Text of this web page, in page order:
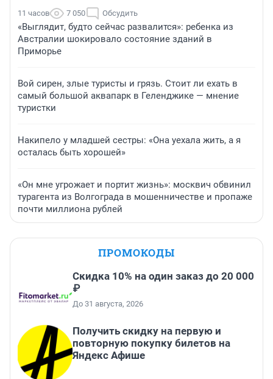
11 часов 7 050 Обсудить
«Выглядит, будто сейчас развалится»: ребенка из
Австралии шокировало состояние зданий в
Приморье
Вой сирен, злые туристы и грязь. Стоит ли ехать в
самый большой аквапарк в Геленджике — мнение
туристки
Накипело у младшей сестры: «Она уехала жить, а я
осталась быть хорошей»
«Он мне угрожает и портит жизнь»: москвич обвинил
турагента из Волгограда в мошенничестве и пропаже
почти миллиона рублей
ПРОМОКОДЫ
Скидка 10% на один заказ до 20 000
₽
До 31 августа, 2026
Получить скидку на первую и
повторную покупку билетов на
Яндекс Афише